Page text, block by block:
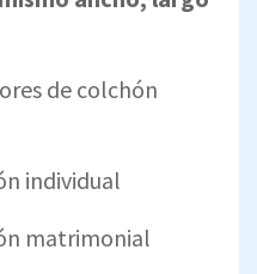
de colchón
individual
matrimonial